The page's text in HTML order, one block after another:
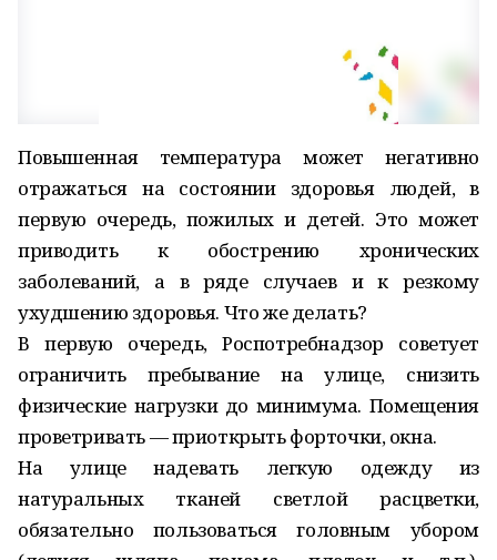
Повышенная температура может негативно
отражаться на состоянии здоровья людей, в
первую очередь, пожилых и детей. Это может
приводить к обострению хронических
заболеваний, а в ряде случаев и к резкому
ухудшению здоровья. Что же делать?
В первую очередь, Роспотребнадзор советует
ограничить пребывание на улице, снизить
физические нагрузки до минимума. Помещения
проветривать — приоткрыть форточки, окна.
На улице надевать легкую одежду из
натуральных тканей светлой расцветки,
обязательно пользоваться головным убором